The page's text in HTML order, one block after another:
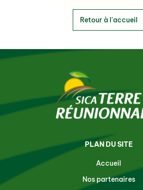
Retour à l'accueil
PLAN DU SITE
Accueil
Nos partenaires